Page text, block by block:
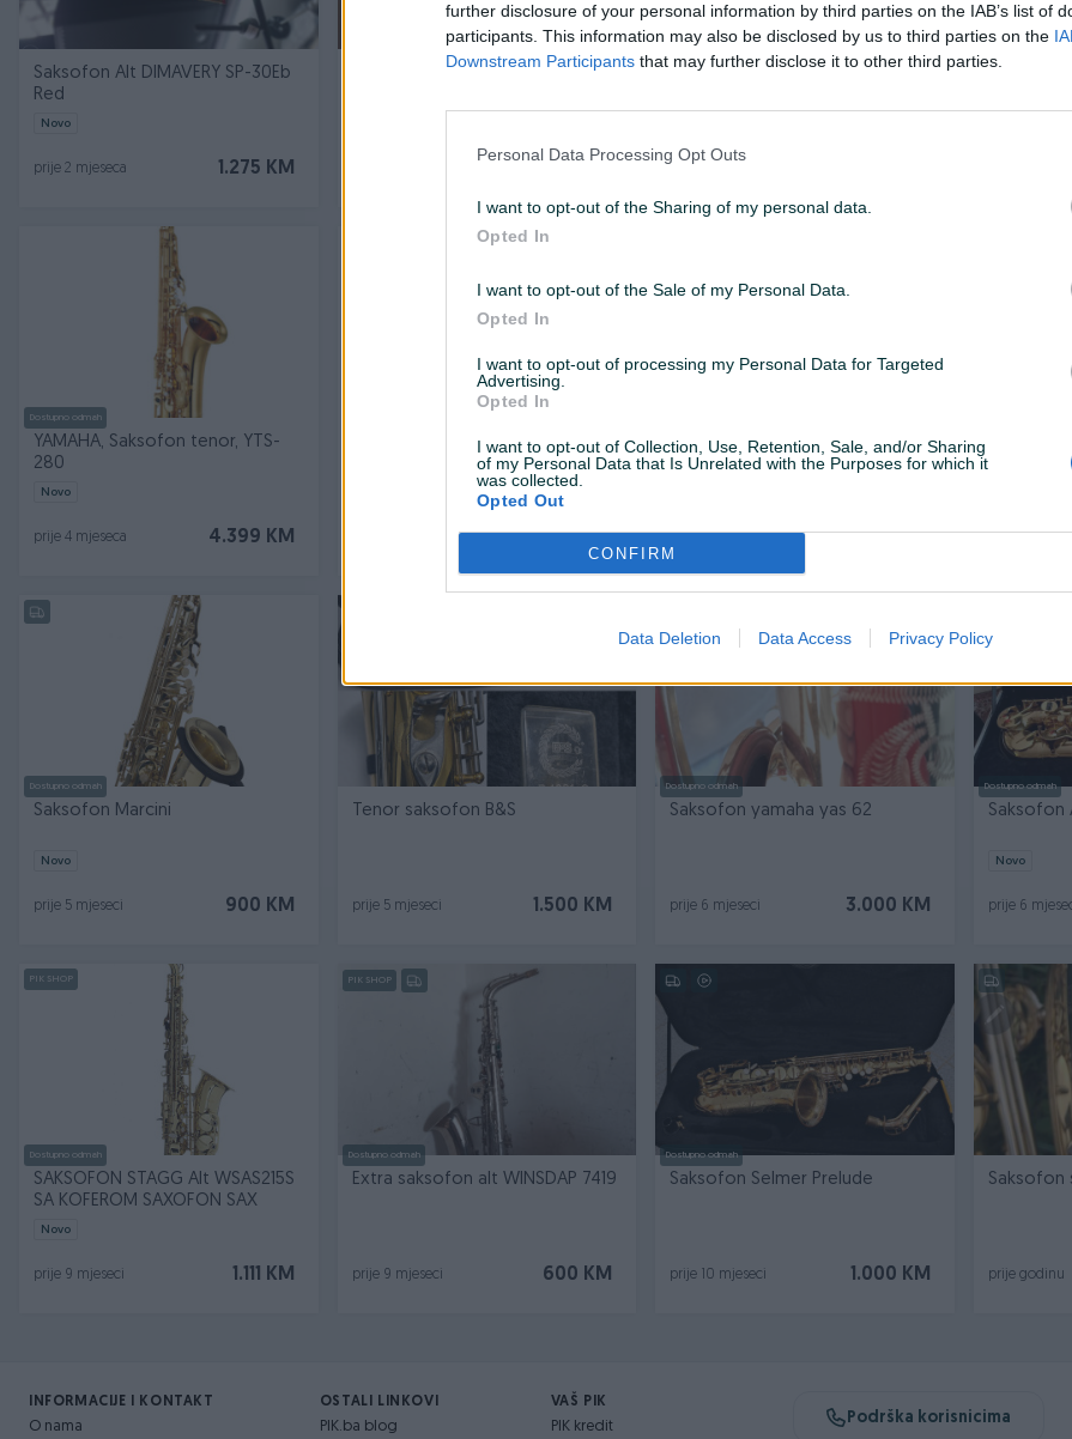
further disclosure of your personal information by third parties on the IAB’s list of
participants. This information may also be disclosed by us to third parties on the
Downstream Participants that may further disclose it to other third parties.
Personal Data Processing Opt Outs
I want to opt-out of the Sharing of my personal data.
Opted In
I want to opt-out of the Sale of my Personal Data.
Opted In
I want to opt-out of processing my Personal Data for Targeted
Advertising.
Opted In
I want to opt-out of Collection, Use, Retention, Sale, and/or Sharing
of my Personal Data that Is Unrelated with the Purposes for which it
was collected.
Opted Out
CONFIRM
Data Deletion Data Access Privacy Policy
Saksofon Alt DIMAVERY SP-30Eb
Red
Novo
1.275 KM
prije 2 mjeseca
Alt saksofon
prije 2 mjeseca
Dostupno odmah
YAMAHA, Saksofon tenor, YTS-
280
Novo
4.399 KM
prije 4 mjeseca
YAMAHA, Saksofon alt, YAS-280
2.699 KM
ROY BENSON, Saksofon alt,
RB700.601
1.690 KM
prije 4 mjeseca
Saksofon
prije 5
Dostupno odmah
Saksofon Marcini
Novo
900 KM
prije 5 mjeseci
Tenor saksofon B&S
1.500 KM
prije 5 mjeseci
Dostupno odmah
Saksofon yamaha yas 62
3.000 KM
prije 6 mjeseci
Dostupno odmah
Saksofon
Novo
prije 6
PIK SHOP
Dostupno odmah
SAKSOFON STAGG Alt WSAS215S
SA KOFEROM SAXOFON SAX
Novo
1.111 KM
prije 9 mjeseci
PIK SHOP
Dostupno odmah
Extra saksofon alt WINSDAP 7419
600 KM
prije 9 mjeseci
Dostupno odmah
Saksofon Selmer Prelude
1.000 KM
prije 10 mjeseci prije godinu
INFORMACIJE I KONTAKT
O nama
OSTALI LINKOVI
PIK.ba blog
VAŠ PIK
PIK kredit Podrška korisnicima